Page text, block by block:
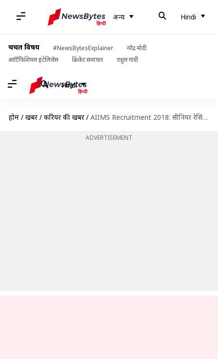
अन्य Hindi
चर्चित विषय #NewsBytesExplainer
नरेंद्र मोदी
आर्टिफिशियल इंटेलिजेंस
क्रिकेट समाचार राहुल गांधी
Hindi
होम / खबरें / करियर की खबरें / AIIMS Recruitment 2018: सीनियर रेसिडेंट पद के लिए निकली भर्ती, यहां से करें आवेदन
ADVERTISEMENT